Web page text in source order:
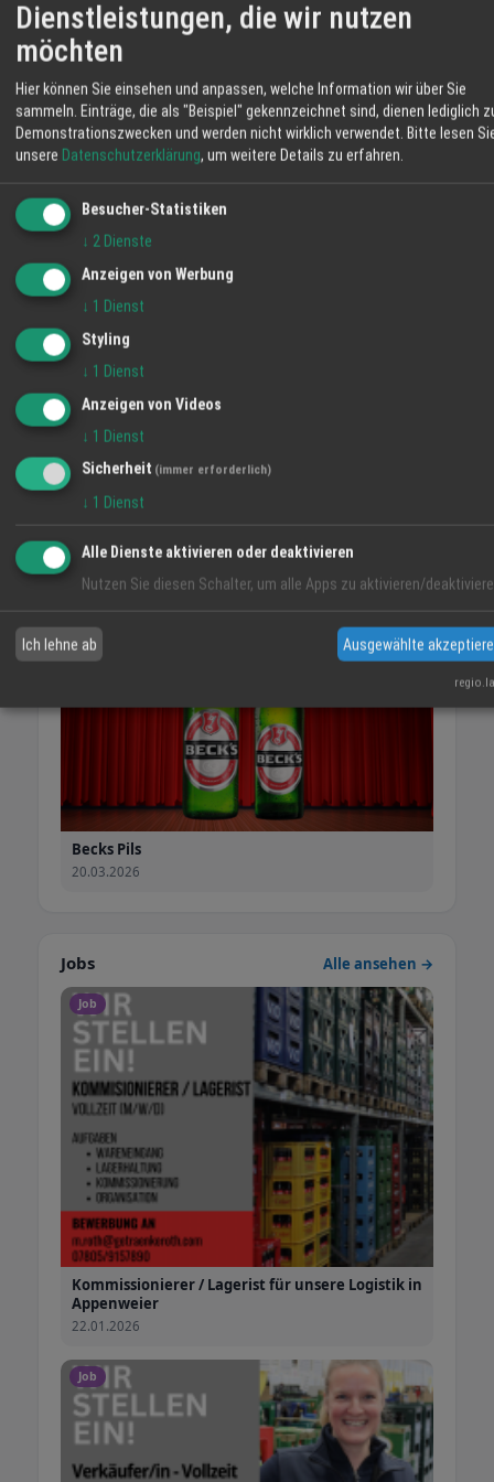
Durbacher Edelmann & Edelfrau
20.03.2026
20.03.2026
Angebot
Becks Pils
20.03.2026
Jobs Alle ansehen →
Job
Kommissionierer / Lagerist für unsere Logistik in
Appenweier
22.01.2026
Job
Dienstleistungen, die wir nutzen
möchten
Hier können Sie einsehen und anpassen, welche Information wir über Sie
sammeln. Einträge, die als "Beispiel" gekennzeichnet sind, dienen lediglich
Demonstrationszwecken und werden nicht wirklich verwendet. Bitte lesen
unsere Datenschutzerklärung, um weitere Details zu erfahren.
Besucher-Statistiken
↓ 2 Dienste
Anzeigen von Werbung
↓ 1 Dienst
Styling
↓ 1 Dienst
Anzeigen von Videos
↓ 1 Dienst
Sicherheit (immer erforderlich)
↓ 1 Dienst
Alle Dienste aktivieren oder deaktivieren
Nutzen Sie diesen Schalter, um alle Apps zu aktivieren/
Ich lehne ab Ausgewählte